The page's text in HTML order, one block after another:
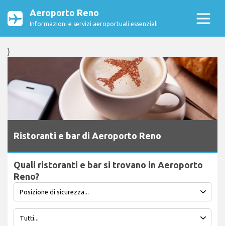
Aeroporto Reno
Informazioni e servizi aeroportuali essenziali
}
Ristoranti e bar di Aeroporto Reno
Quali ristoranti e bar si trovano in Aeroporto
Reno?